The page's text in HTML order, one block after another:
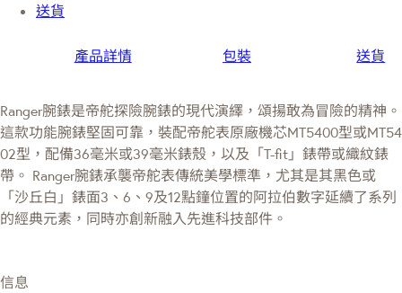
送貨
產品詳情 包裝 送貨
Ranger腕錶是帝舵探險腕錶的現代演繹，頌揚敢為冒險的精神。
這款功能腕錶堅固可靠，裝配帝舵表原廠機芯MT5400型或MT54
02型，配備36毫米或39毫米錶殼，以及「T-fit」錶帶或織紋錶
帶。 Ranger腕錶承襲帝舵表傳統美學標準，尤其是其黑色或
「沙丘白」錶面3、6、9及12點鐘位置的阿拉伯數字延續了系列
的經典元素，同時亦創新融入先進科技部件。
信息